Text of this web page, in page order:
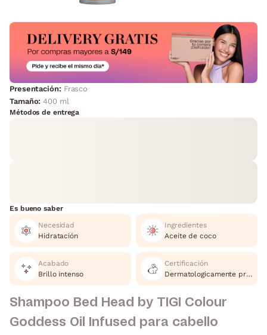
Presentación: Frasco
Tamaño:400 ml
Métodos de entrega
Es bueno saber
Necesidad
Hidratación
Ingredientes
Aceite de coco
Acabado
Brillo intenso
Certificación
Dermatologicamente probado, Cruelty Free
Shampoo Bed Head by TIGI Colour
Goddess Oil Infused para cabello